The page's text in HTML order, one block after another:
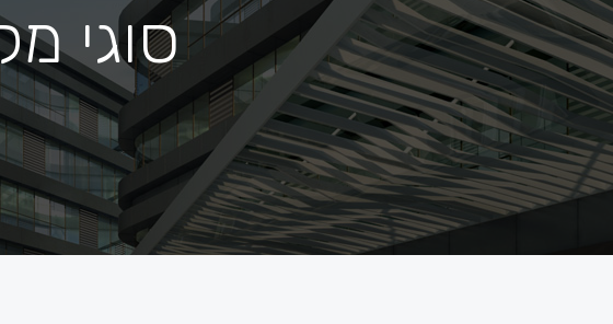
סוגי